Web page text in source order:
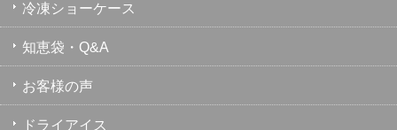
冷凍ショーケース
知恵袋・Q&A
お客様の声
ドライアイス